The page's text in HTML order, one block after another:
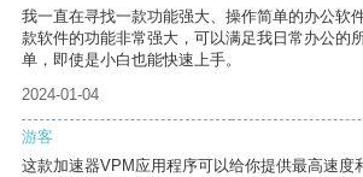
我一直在寻找一款功能强大、操作简单的办公软
款软件的功能非常强大，可以满足我日常办公的
单，即使是小白也能快速上手。
2024-01-04
游客
这款加速器VPM应用程序可以给你提供最高速度